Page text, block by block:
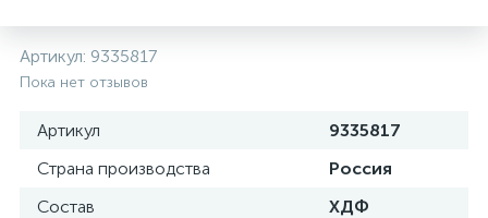
Артикул: 9335817
Пока нет отзывов
Артикул
9335817
Страна производства
Россия
Состав
ХДФ